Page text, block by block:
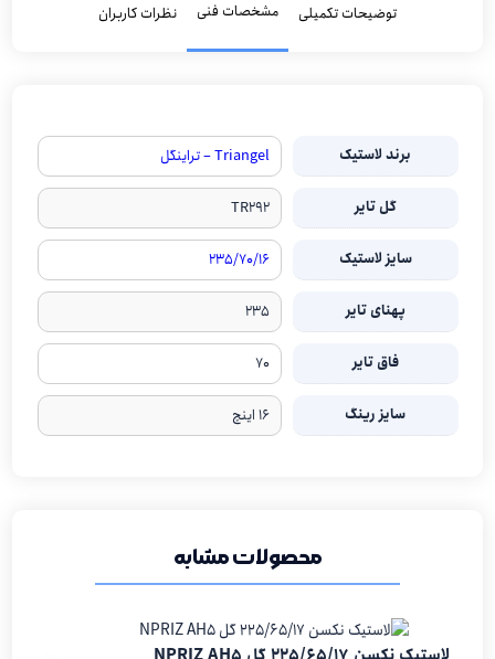
توضیحات تکمیلی مشخصات فنی نظرات کاربران
برند لاستیک Triangel – تراینگل
گل تایر TR292
سایز لاستیک ۲۳۵/۷۰/۱۶
پهنای تایر ۲۳۵
فاق تایر ۷۰
سایز رینگ ۱۶ اینچ
محصولات مشابه